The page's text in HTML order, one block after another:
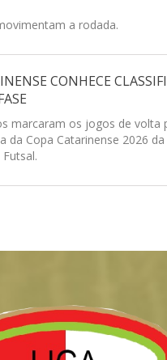
a rodada.
CONHECE
marcaram os jogos de volta
da Copa Catarinense 2026 da